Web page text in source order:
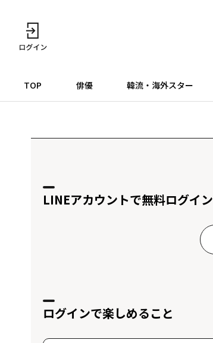
TOP 俳優 韓流・海外スター
LINEアカウントで無料ログイン
ログインで楽しめること